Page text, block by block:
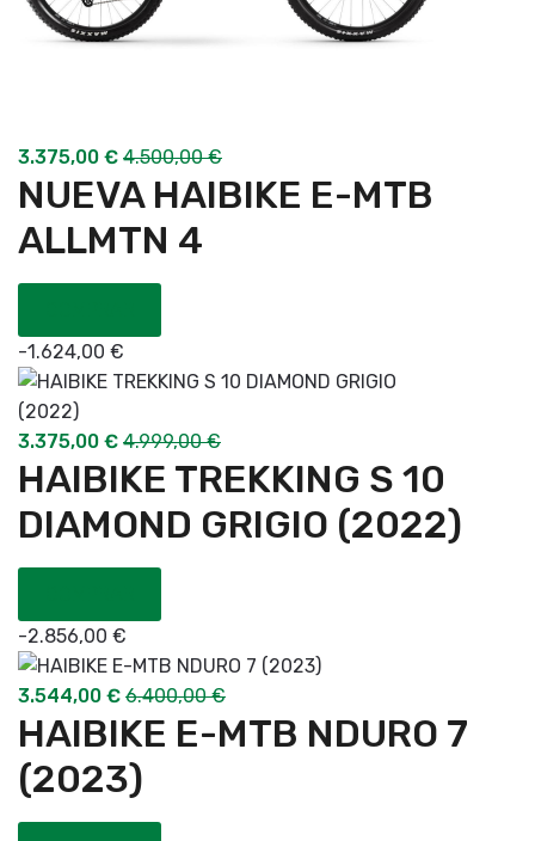
3.375,00 € 4.500,00€
NUEVA HAIBIKE E-MTB
ALLMTN 4
-1.624,00 €
3.375,00 € 4.999,00€
HAIBIKE TREKKING S 10
DIAMOND GRIGIO (2022)
-2.856,00 €
3.544,00 € 6.400,00€
HAIBIKE E-MTB NDURO 7
(2023)